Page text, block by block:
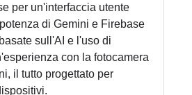
per un'interfaccia utente
di Gemini e Firebase
sull'AI e l'uso di
con la fotocamera
il tutto progettato per